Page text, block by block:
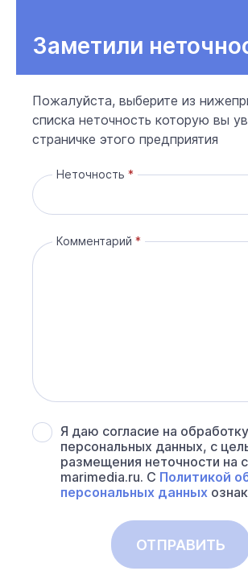
Заметили
Пожалуйста, выберите из
списка неточность которую вы
страничке этого предприятия
Неточность
Комментарий
Я даю согласие на обработку
персональных данных, с
размещения неточности на
marimedia.ru. С Политикой
персональных данных
ОТПРАВИТЬ